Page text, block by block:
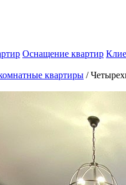
Оснащение квартир
квартиры /